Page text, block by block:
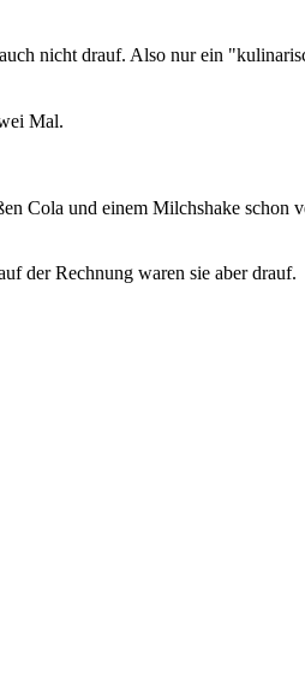
nicht drauf. Also nur ein
Mal.
Cola und einem Milchshake schon
der Rechnung waren sie aber drauf.